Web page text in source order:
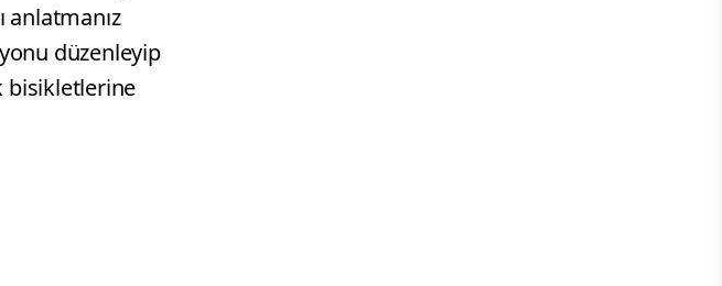
anlatmanız
düzenleyip
bisikletlerine